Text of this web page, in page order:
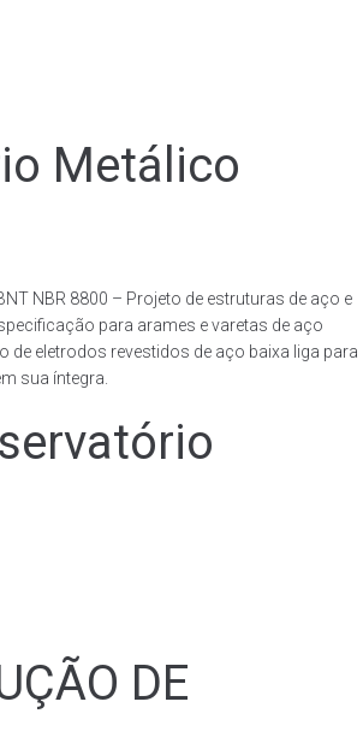
Metálico
NBR 8800 – Projeto de estruturas de aço e
para arames e varetas de aço
de eletrodos revestidos de aço baixa liga para
sua íntegra.
DE